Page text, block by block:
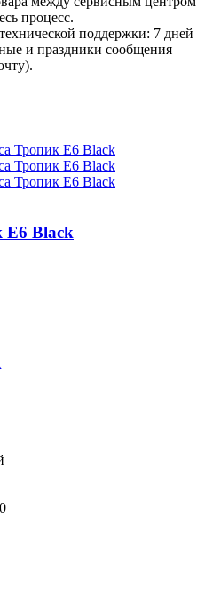
процесс.
поддержки: 7 дней
и праздники сообщения
E6 Black